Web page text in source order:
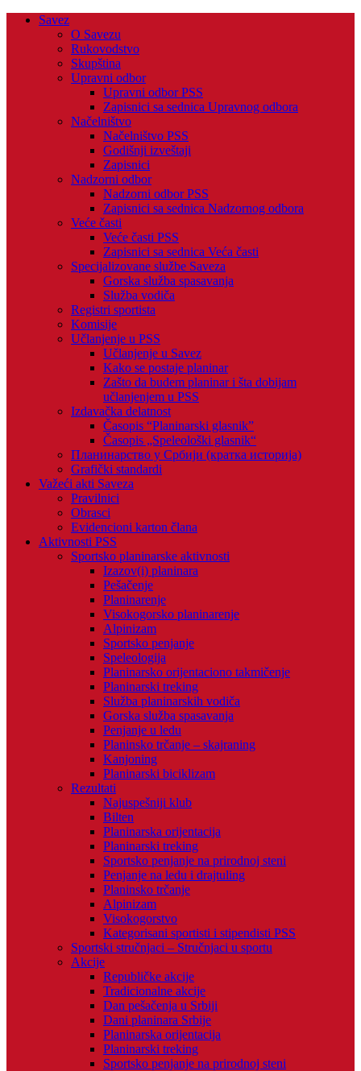
Savez
O Savezu
Rukovodstvo
Skupština
Upravni odbor
Upravni odbor PSS
Zapisnici sa sednica Upravnog odbora
Načelništvo
Načelništvo PSS
Godišnji izveštaji
Zapisnici
Nadzorni odbor
Nadzorni odbor PSS
Zapisnici sa sednica Nadzornog odbora
Veće časti
Veće časti PSS
Zapisnici sa sednica Veća časti
Specijalizovane službe Saveza
Gorska služba spasavanja
Služba vodiča
Registri sportista
Komisije
Učlanjenje u PSS
Učlanjenje u Savez
Kako se postaje planinar
Zašto da budem planinar i šta dobijam
učlanjenjem u PSS
Izdavačka delatnost
Časopis “Planinarski glasnik”
Časopis „Speleološki glasnik“
Планинарство у Србији (кратка историја)
Grafički standardi
Važeći akti Saveza
Pravilnici
Obrasci
Evidencioni karton člana
Aktivnosti PSS
Sportsko planinarske aktivnosti
Izazov(i) planinara
Pešačenje
Planinarenje
Visokogorsko planinarenje
Alpinizam
Sportsko penjanje
Speleologija
Planinarsko orijentaciono takmičenje
Planinarski treking
Služba planinarskih vodiča
Gorska služba spasavanja
Penjanje u ledu
Planinsko trčanje – skajraning
Kanjoning
Planinarski biciklizam
Rezultati
Najuspešniji klub
Bilten
Planinarska orijentacija
Planinarski treking
Sportsko penjanje na prirodnoj steni
Penjanje na ledu i drajtuling
Planinsko trčanje
Alpinizam
Visokogorstvo
Kategorisani sportisti i stipendisti PSS
Sportski stručnjaci – Stručnjaci u sportu
Akcije
Republičke akcije
Tradicionalne akcije
Dan pešačenja u Srbiji
Dani planinara Srbije
Planinarska orijentacija
Planinarski treking
Sportsko penjanje na prirodnoj steni